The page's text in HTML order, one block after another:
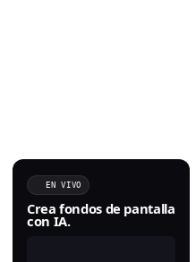
EN VIVO
Crea fondos de pantalla
con IA.